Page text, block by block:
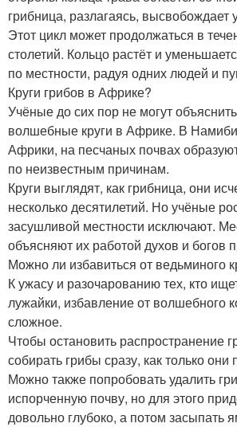
грибница, разлагаясь, высвобождает
Этот цикл может продолжаться в
столетий. Кольцо растёт и
по местности, радуя одних людей и
Круги грибов в Африке?
Учёные до сих пор не могут
волшебные круги в Африке. В
Африки, на песчаных почвах
по неизвестным причинам.
Круги выглядят, как грибница, они
несколько десятилетий. Но учёные
засушливой местности исключают.
объясняют их работой духов и богов
Можно ли избавиться от ведьминого
К ужасу и разочарованию тех, кто
лужайки, избавление от волшебного
сложное.
Чтобы остановить распространение
собирать грибы сразу, как только они
Можно также попробовать удалить
испорченную почву, но для этого
довольно глубоко, а потом засыпать